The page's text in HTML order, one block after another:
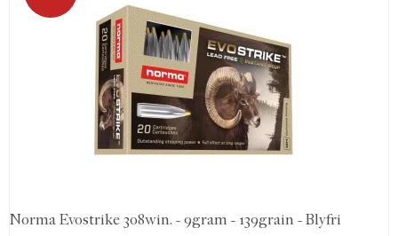
Norma Evostrike 308win. - 9gram - 139grain - Blyfri